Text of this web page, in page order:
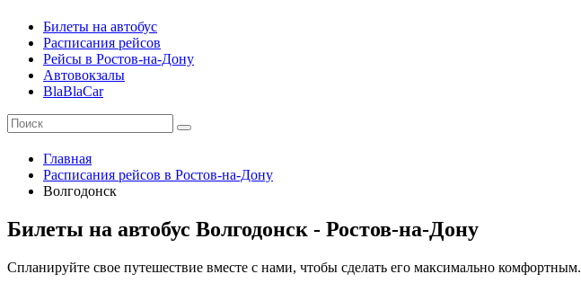
Билеты на автобус
Расписания рейсов
Рейсы в Ростов-на-Дону
Автовокзалы
BlaBlaCar
Главная
Расписания рейсов в Ростов-на-Дону
Волгодонск
Билеты на автобус Волгодонск - Ростов-на-Дону
Спланируйте свое путешествие вместе с нами, чтобы сделать его максимально комфортным.